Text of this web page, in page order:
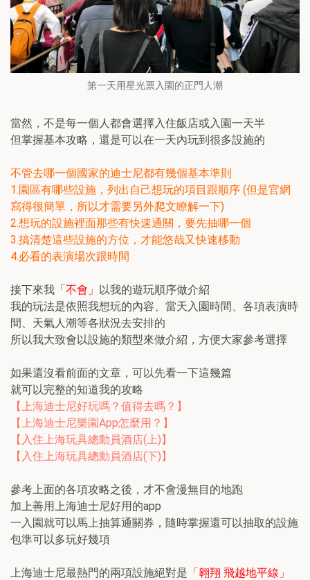
第一天用星光票入園的正門人潮
當然，不是每一個人都會選擇入住飯店或入園一天半
但掌握基本攻略，還是可以在一天內玩到很多設施的
不管去哪一個國家的迪士尼都有幾個基本準則
1.園區有哪些設施，列出自己想玩的項目跟順序 (但是官網
寫得很簡單，所以才需要另外爬文瞭解一下)
2.想玩的設施裡面那些有快速通關，要先抽哪一個
3.搞清楚這些設施的方位，才能悠哉又快速移動
4.必看的表演場次跟時間
接下來我「不會」 以我的遊玩順序做介紹
我的玩法是依照我想玩的內容、當天入園時間、各項表演時
間、天氣人潮等各狀況去安排的
所以我大致會以設施的類型來做介紹，方便大家參考選擇
如果還沒看前面的文章，可以先看一下這幾篇
就可以完整的知道我的攻略
【上海迪士尼好玩嗎？值得去嗎？】
【上海迪士尼樂園App怎麼用？】
【入住上海玩具總動員酒店(上)】
【入住上海玩具總動員酒店(下)】
參考上面的各項攻略之後，才不會漫無目的地跑
加上善用上海迪士尼好用的app
一入園就可以馬上抽算通關券，隨時掌握還可以抽取的設施
包準可以多玩好幾項
上海迪士尼最熱門的兩項設施絕對是 「翱翔 飛越地平線」